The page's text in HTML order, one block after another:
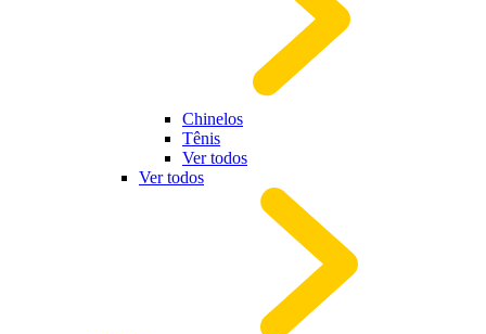
Chinelos
Tênis
Ver todos
Ver todos